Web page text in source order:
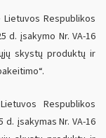
Respublikos
d. įsakymo Nr. VA-16
skystų produktų ir
Respublikos
įsakymas Nr. VA-16